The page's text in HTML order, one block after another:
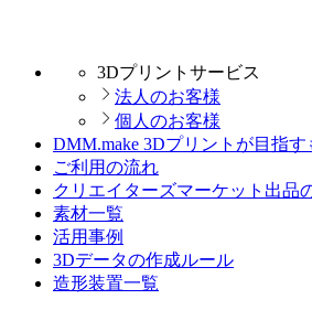
3Dプリントサービス
法人のお客様
個人のお客様
DMM.make 3Dプリントが目指す
ご利用の流れ
クリエイターズマーケット出品
素材一覧
活用事例
3Dデータの作成ルール
造形装置一覧